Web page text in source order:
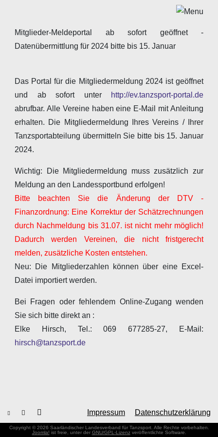
Mitglieder-Meldeportal ab sofort geöffnet -
Datenübermittlung für 2024 bitte bis 15. Januar
Das Portal für die Mitgliedermeldung 2024 ist geöffnet
und ab sofort unter
http://ev.tanzsport-portal.de
abrufbar. Alle Vereine haben eine E-Mail mit Anleitung
erhalten. Die Mitgliedermeldung Ihres Vereins / Ihrer
Tanzsportabteilung übermitteln Sie bitte bis 15. Januar
2024.
Wichtig: Die Mitgliedermeldung muss zusätzlich zur
Meldung an den Landessportbund erfolgen!
Bitte beachten Sie die Änderung der DTV -
Finanzordnung: Eine Korrektur der Schätzrechnungen
durch Nachmeldung bis 31.07. ist nicht mehr möglich!
Dadurch werden Vereinen, die nicht fristgerecht
melden, zusätzliche Kosten entstehen.
Neu: Die Mitgliederzahlen können über eine Excel-
Datei importiert werden.
Bei Fragen oder fehlendem Online-Zugang wenden
Sie sich bitte direkt an :
Elke Hirsch, Tel.: 069 677285-27, E-Mail:
hirsch@tanzsport.de
Impressum Datenschutzerklärung
Copyright © 2026 Saarländischer Landesverband für Tanzsport. Alle Rechte vorbehalten.
Joomla! ist freie, unter der GNU/GPL-Lizenzveröffentlichte Software.